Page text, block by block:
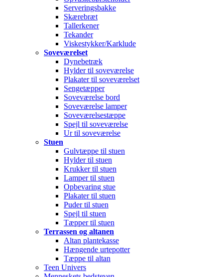
Serveringsbakke
Skærebræt
Tallerkener
Tekander
Viskestykker/Karklude
Soveværelset
Dynebetræk
Hylder til soveværelse
Plakater til soveværelset
Sengetæpper
Soveværelse bord
Soveværelse lamper
Soveværelsestæppe
Spejl til soveværelse
Ur til soveværelse
Stuen
Gulvtæppe til stuen
Hylder til stuen
Krukker til stuen
Lamper til stuen
Opbevaring stue
Plakater til stuen
Puder til stuen
Spejl til stuen
Tæpper til stuen
Terrassen og altanen
Altan plantekasse
Hængende urtepotter
Tæppe til altan
Teen Univers